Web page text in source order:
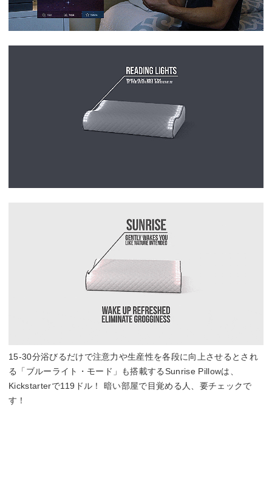
15-30分浴びるだけで注意力や生産性を各段に向上させるとされ
る「ブルーライト・モード」も搭載するSunrise Pillowは、
Kickstarterで119ドル！ 暗い部屋で目覚める人、要チェックで
す！